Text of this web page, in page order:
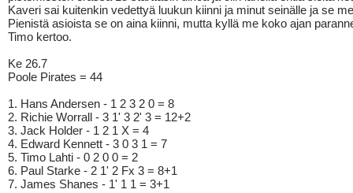
Kaveri sai kuitenkin vedettyä luukun kiinni ja minut seinälle ja se
Pienistä asioista se on aina kiinni, mutta kyllä me koko ajan
Timo kertoo.
Ke 26.7
Poole Pirates = 44
1. Hans Andersen - 1 2 3 2 0 = 8
2. Richie Worrall - 3 1' 3 2' 3 = 12+2
3. Jack Holder - 1 2 1 X = 4
4. Edward Kennett - 3 0 3 1 = 7
5. Timo Lahti - 0 2 0 0 = 2
6. Paul Starke - 2 1' 2 Fx 3 = 8+1
7. James Shanes - 1' 1 1 = 3+1